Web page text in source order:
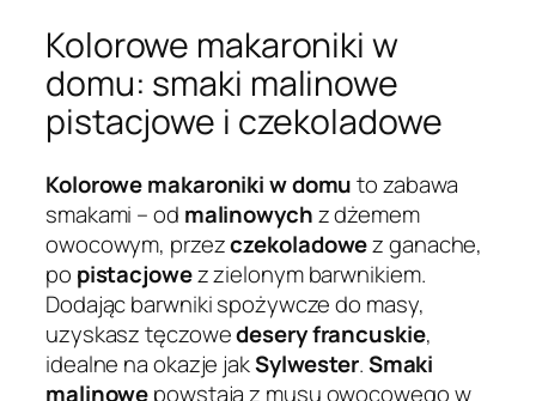
Kolorowe makaroniki w
domu: smaki malinowe
pistacjowe i czekoladowe
Kolorowe makaroniki w domuto zabawa
smakami – od malinowychz dżemem
owocowym, przezczekoladowez ganache,
po pistacjowez zielonym barwnikiem.
Dodając barwniki spożywcze do masy,
uzyskasz tęczowedesery francuskie,
idealne na okazje jakSylwester.Smaki
malinowepowstają z musu owocowego w